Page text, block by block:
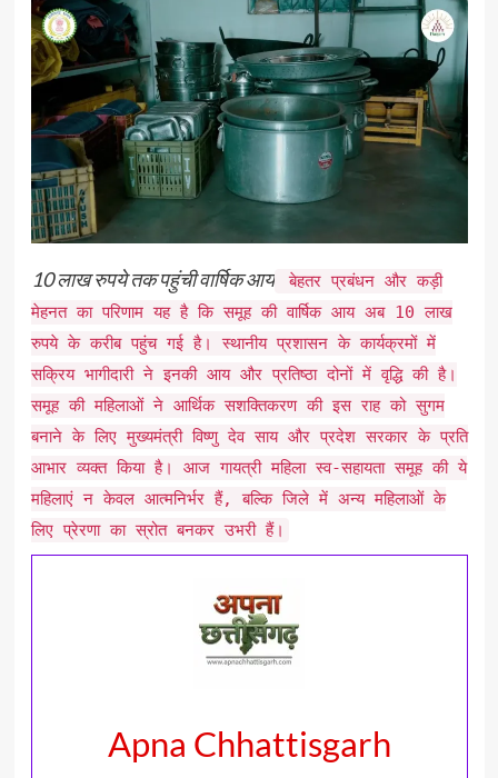
10 लाख रुपये तक पहुंची वार्षिक आय
बेहतर प्रबंधन और कड़ी
मेहनत का परिणाम यह है कि समूह की वार्षिक आय अब 10 लाख
रुपये के करीब पहुंच गई है। स्थानीय प्रशासन के कार्यक्रमों में
सक्रिय भागीदारी ने इनकी आय और प्रतिष्ठा दोनों में वृद्धि की है।
समूह की महिलाओं ने आर्थिक सशक्तिकरण की इस राह को सुगम
बनाने के लिए मुख्यमंत्री विष्णु देव साय और प्रदेश सरकार के प्रति
आभार व्यक्त किया है। आज गायत्री महिला स्व-सहायता समूह की ये
महिलाएं न केवल आत्मनिर्भर हैं, बल्कि जिले में अन्य महिलाओं के
लिए प्रेरणा का स्रोत बनकर उभरी हैं।
Apna Chhattisgarh